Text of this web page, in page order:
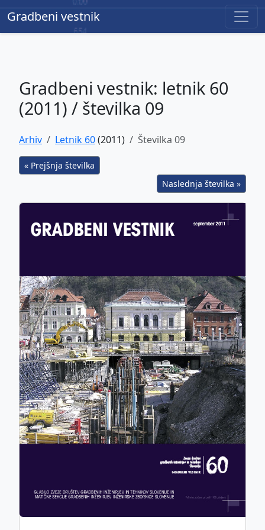
Gradbeni vestnik
Gradbeni vestnik
ISSN: 0017-2774
e-ISSN: 2536-4332
COBISS.SI-ID: 859140
Gradbeni vestnik: letnik 60
(2011) / številka 09
Arhiv Letnik 60(2011) Številka 09
« Prejšnja številka
Naslednja številka »